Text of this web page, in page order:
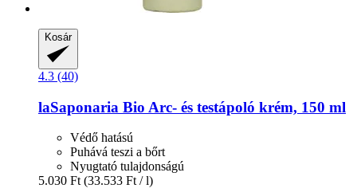
Kosár
4.3 (40)
laSaponaria Bio Arc-​ és testápoló krém, 150 ml
Védő hatású
Puhává teszi a bőrt
Nyugtató tulajdonságú
5.030 Ft (33.533 Ft / l)